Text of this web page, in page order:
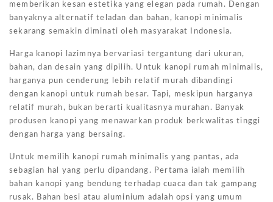
memberikan kesan estetika yang elegan pada rumah. Dengan
banyaknya alternatif teladan dan bahan, kanopi minimalis
sekarang semakin diminati oleh masyarakat Indonesia.
Harga kanopi lazimnya bervariasi tergantung dari ukuran,
bahan, dan desain yang dipilih. Untuk kanopi rumah minimalis,
harganya pun cenderung lebih relatif murah dibandingi
dengan kanopi untuk rumah besar. Tapi, meskipun harganya
relatif murah, bukan berarti kualitasnya murahan. Banyak
produsen kanopi yang menawarkan produk berkwalitas tinggi
dengan harga yang bersaing.
Untuk memilih kanopi rumah minimalis yang pantas, ada
sebagian hal yang perlu dipandang. Pertama ialah memilih
bahan kanopi yang bendung terhadap cuaca dan tak gampang
rusak. Bahan besi atau aluminium adalah opsi yang umum